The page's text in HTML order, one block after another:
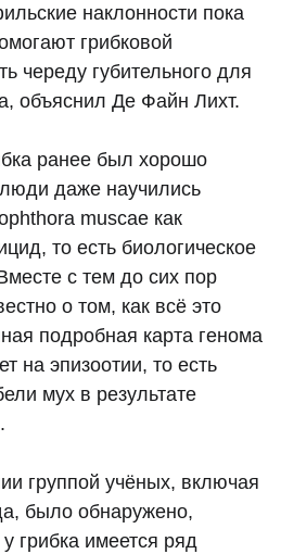
наклонности пока
грибковой
череду губительного для
объяснил Де Файн Лихт.
ранее был хорошо
даже научились
muscae как
то есть биологическое
с тем до сих пор
о том, как всё это
подробная карта генома
на эпизоотии, то есть
мух в результате
группой учёных, включая
было обнаружено,
грибка имеется ряд